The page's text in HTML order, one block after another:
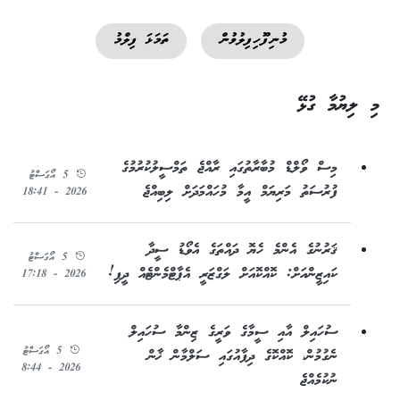
މުނިފޫހިފިލުވުން ތަމަޅަ ފިލްމު
މި ލިޔުމާ ގުޅޭ
މިސް ވޯލްޑް މުބާރާތުގައި ރާއްޖެ ތަމްސީލުކުރުމުގެ
ފުރުސަތު މަރިޔަމް އީމާ މުހައްމަދަށް ލިބިއްޖެ
5 އޯގަސްޓު
2026 - 18:41
ޤަރުނުގެ އެންމެ ހެޔޮ ދައްތަގެ އެވޯޑު ސީދާ
ކައިޒީންއަށް: ކޮއްކޮއަށް ލަގްޒަރީ އެޕާޓްމެންޓެއް ދީފި!
5 އޯގަސްޓު
2026 - 17:18
ސުހައިލް އާއި ސީމާގެ ވަރީގެ ޒިންމާ ސުހައިލް
ނެގުމުން، ކޮއްކޮގެ ދިފާއުގައި ސަލްމާން ޚާން
ނުކުމެއްޖެ
5 އޯގަސްޓު
2026 - 8:44